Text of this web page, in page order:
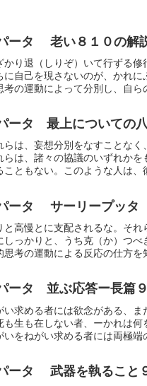
ータ 老い８１０の解
り退（しりぞ）いて行ずる修
に自己を現さないのが、かれ
考の運動によって分別し、自ら
ータ 最上についての
は、妄想分別をなすことなく
らは、諸々の協議のいずれか
こともない。このような人は
ータ サーリープッタ
高慢とに支配されるな。それ
しっかりと、うち克（か）つ
思考の運動による反応の仕方を
ータ 並ぶ応答ー長篇
求める者には欲念がある、ま
も生も在しない者、ーかれは
いをねがい求める者には両極端
ータ 武器を執ること